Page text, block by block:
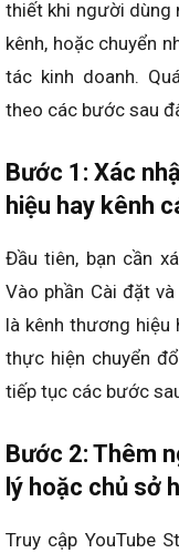
thiết khi người dùng
kênh, hoặc chuyển
tác kinh doanh.
theo các bước sau
Bước 1: Xác
hiệu hay kênh
Đầu tiên, bạn cần
Vào phần Cài đặt
là kênh thương hiệu
thực hiện chuyển
tiếp tục các bước
Bước 2: Thêm
lý hoặc chủ sở
Truy cập YouTube